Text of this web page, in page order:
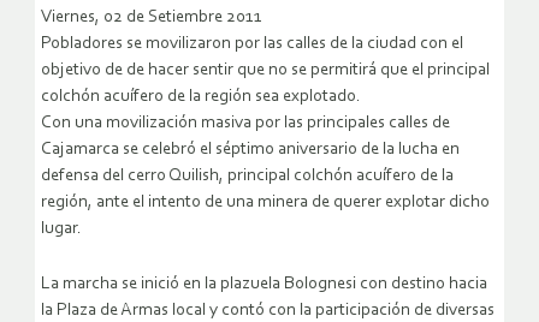
Viernes, 02 de Setiembre 2011
Pobladores se movilizaron por las calles de la ciudad con el
objetivo de de hacer sentir que no se permitirá que el principal
colchón acuífero de la región sea explotado.
Con una movilización masiva por las principales calles de
Cajamarca se celebró el séptimo aniversario de la lucha en
defensa del cerro Quilish, principal colchón acuífero de la
región, ante el intento de una minera de querer explotar dicho
lugar.
La marcha se inició en la plazuela Bolognesi con destino hacia
la Plaza de Armas local y contó con la participación de diversas